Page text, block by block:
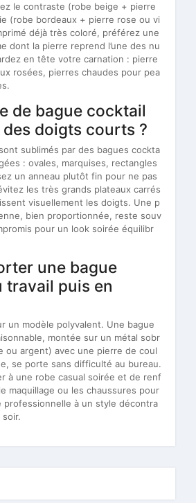
le contraste (robe beige + pierre
(robe bordeaux + pierre rose ou vi
déjà très coloré, préférez une
dont la pierre reprend l’une des nu
en tête votre carnation : pierre
rosées, pierres chaudes pour pea
de bague cocktail
doigts courts ?
sublimés par des bagues cockta
: ovales, marquises, rectangles
un anneau plutôt fin pour ne pas
les très grands plateaux carrés
visuellement les doigts. Une p
bien proportionnée, reste souv
pour un look soirée équilibr
une bague
travail puis en
un modèle polyvalent. Une bague
montée sur un métal sobr
ou argent) avec une pierre de coul
se porte sans difficulté au bureau.
à une robe casual soirée et de renf
maquillage ou les chaussures pour
professionnelle à un style décontra